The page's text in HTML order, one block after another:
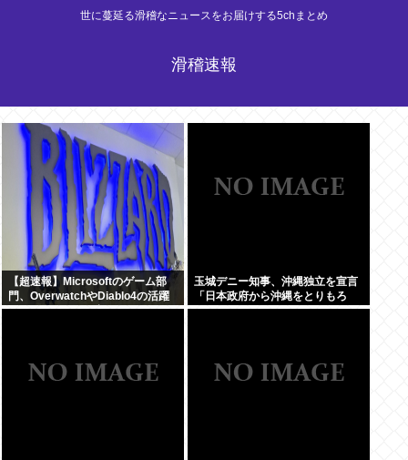
世に蔓延る滑稽なニュースをお届けする5chまとめ
滑稽速報
【超速報】Microsoftのゲーム部
門、OverwatchやDiablo4の活躍
によりBlizzardが牽引役となる
玉城デニー知事、沖縄独立を宣言
「日本政府から沖縄をとりもろ
す！！」